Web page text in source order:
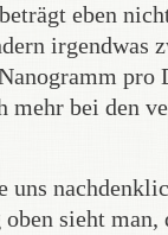
eben
irgendwas
pro
mehr bei den
uns
sieht man,